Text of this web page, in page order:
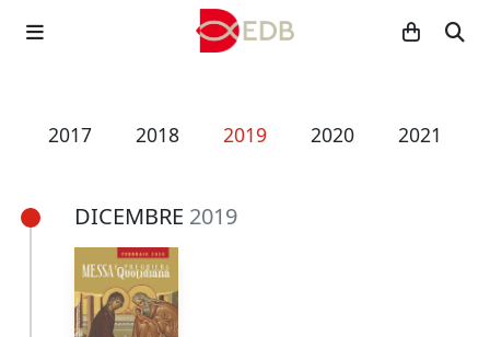
2017 2018 2019 2020 2021
DICEMBRE 2019